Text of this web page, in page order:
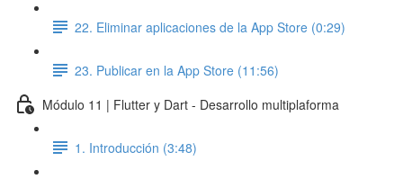
22. Eliminar aplicaciones de la App Store (0:29)
23. Publicar en la App Store (11:56)
Módulo 11 | Flutter y Dart - Desarrollo multiplaforma
1. Introducción (3:48)